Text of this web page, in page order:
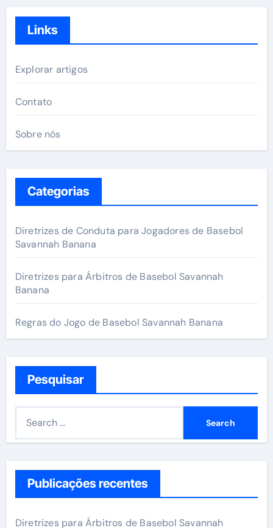
Links
Explorar artigos
Contato
Sobre nós
Categorias
Diretrizes de Conduta para Jogadores de Basebol
Savannah Banana
Diretrizes para Árbitros de Basebol Savannah
Banana
Regras do Jogo de Basebol Savannah Banana
Pesquisar
h
f
Publicações recentes
Diretrizes para Árbitros de Basebol Savannah